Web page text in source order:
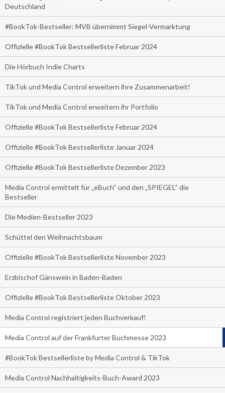
Deutschland
#BookTok-Bestseller: MVB übernimmt Siegel-Vermarktung
Offizielle #BookTok Bestsellerliste Februar 2024
Die Hörbuch Indie Charts
TikTok und Media Control erweitern ihre Zusammenarbeit!
TikTok und Media Control erweitern ihr Portfolio
Offizielle #BookTok Bestsellerliste Februar 2024
Offizielle #BookTok Bestsellerliste Januar 2024
Offizielle #BookTok Bestsellerliste Dezember 2023
Media Control ermittelt für „eBuch“ und den „SPIEGEL“ die
Bestseller
Die Medien-Bestseller 2023
Schüttel den Weihnachtsbaum
Offizielle #BookTok Bestsellerliste November 2023
Erzbischof Gänswein in Baden-Baden
Offizielle #BookTok Bestsellerliste Oktober 2023
Media Control registriert jeden Buchverkauf!
Media Control auf der Frankfurter Buchmesse 2023
#BookTok Bestsellerliste by Media Control & TikTok
Media Control Nachhaltigkeits-Buch-Award 2023